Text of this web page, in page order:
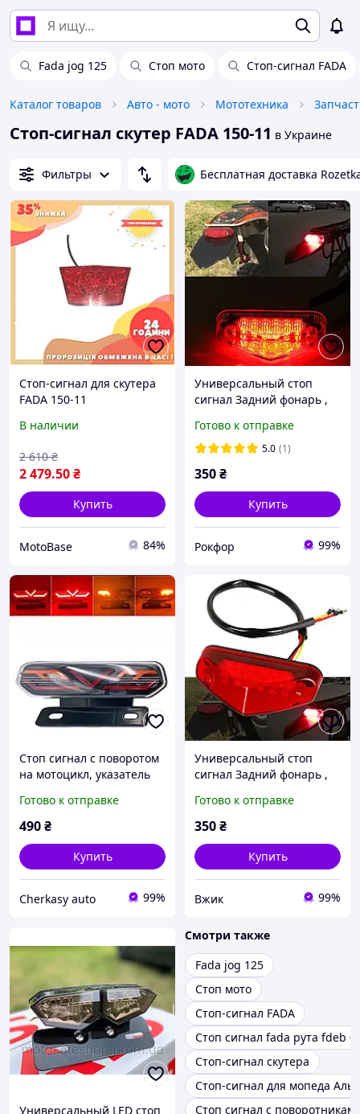
Fada jog 125 Стоп мото Стоп-сигнал FADA
Каталог товаров Авто - мото Мототехника
Стоп-сигнал скутер FADA 150-11 в Украине
Фильтры Бесплатная доставка
Стоп-сигнал для скутера
FADA 150-11
В наличии
2 479.50₴
2 610 ₴
Купить
MotoBase 84%
Универсальный стоп
сигнал Задний фонарь ,
скутера, самоката
Готово к отправке
5.0 (1)
350₴
Купить
Рокфор 99%
Стоп сигнал с поворотом
на мотоцикл, указатель
мопед,
Готово к отправке
490₴
Купить
Cherkasy auto 99%
Универсальный стоп
сигнал Задний фонарь ,
скутера, самоката
Готово к отправке
350₴
Купить
Вжик 99%
Универсальный LED стоп
Смотри также
Fada jog 125
Стоп мото
Стоп-сигнал FADA
Стоп сигнал fada рута fdeb
Стоп-сигнал скутера
Стоп-сигнал для мопеда
Стоп сигнал с